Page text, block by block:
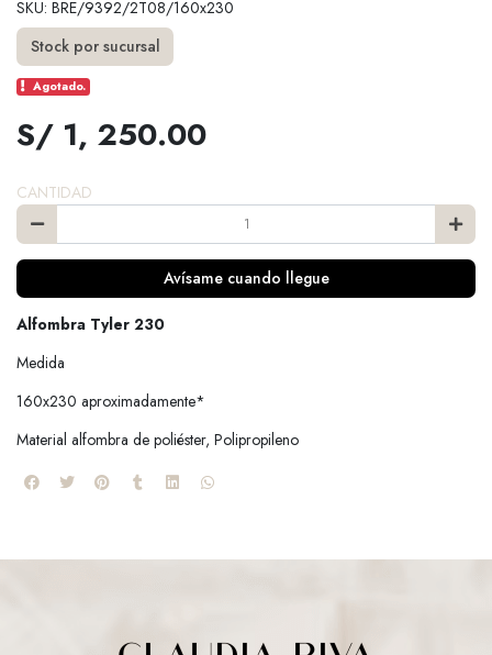
SKU: BRE/9392/2T08/160x230
Stock por sucursal
Agotado.
S/ 1, 250.00
CANTIDAD
Avísame cuando llegue
Alfombra Tyler 230
Medida
160x230 aproximadamente*
Material alfombra de poliéster, Polipropileno